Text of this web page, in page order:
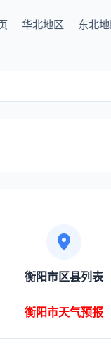
华北地区 东北
衡阳市区县列表
衡阳市天气预报